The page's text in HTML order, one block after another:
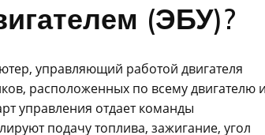
(ЭБУ)?
управляющий работой двигателя
расположенных по всему двигателю и
управления отдает команды
подачу топлива, зажигание, угол